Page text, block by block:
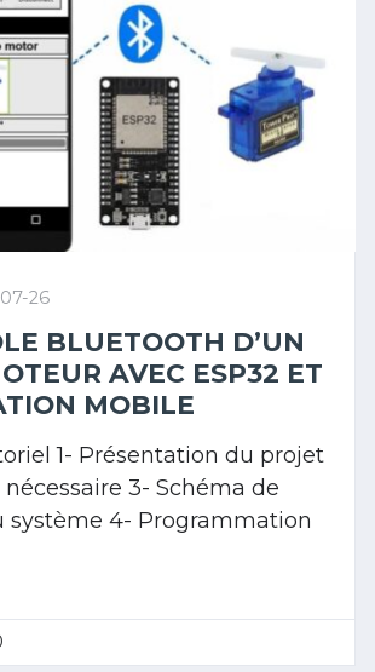
26
BLUETOOTH D’UN
AVEC ESP32 ET
MOBILE
1- Présentation du projet
3- Schéma de
système 4- Programmation